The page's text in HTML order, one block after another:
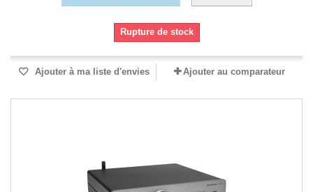
Rupture de stock
Ajouter à ma liste d'envies Ajouter au comparateur